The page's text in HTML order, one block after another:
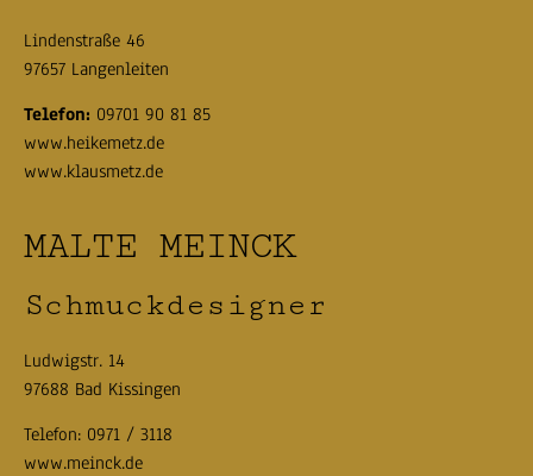
Lindenstraße 46
97657 Langenleiten
Telefon: 09701 90 81 85
www.heikemetz.de
www.klausmetz.de
MALTE MEINCK
Schmuckdesigner
Ludwigstr. 14
97688 Bad Kissingen
Telefon: 0971 / 3118
www.meinck.de